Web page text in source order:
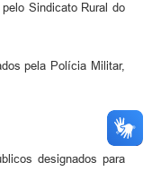
Sindicato Rural do
Polícia Militar,
designados para